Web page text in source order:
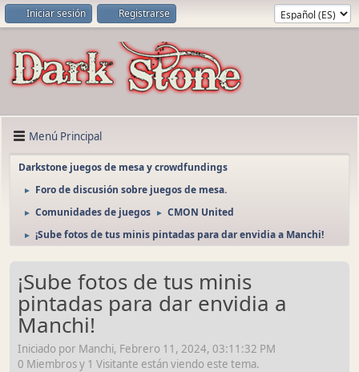
Iniciar sesión Registrarse
Menú Principal
Darkstone juegos de mesa y crowdfundings
► Foro de discusión sobre juegos de mesa.
► Comunidades de juegos ► CMON United
► ¡Sube fotos de tus minis pintadas para dar envidia a Manchi!
¡Sube fotos de tus minis
pintadas para dar envidia a
Manchi!
Iniciado por Manchi, Febrero 11, 2024, 03:11:32 PM
0 Miembros y 1 Visitante están viendo este tema.